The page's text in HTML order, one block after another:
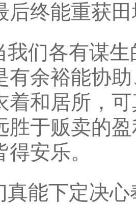
后终能重获
我们各有谋
有余裕能协
着和居所，
胜于贩卖的
安乐。
真能下定决